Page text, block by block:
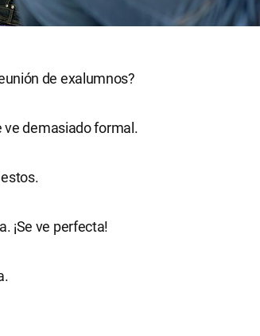
de exalumnos?
ve demasiado formal.
¡Se ve perfecta!